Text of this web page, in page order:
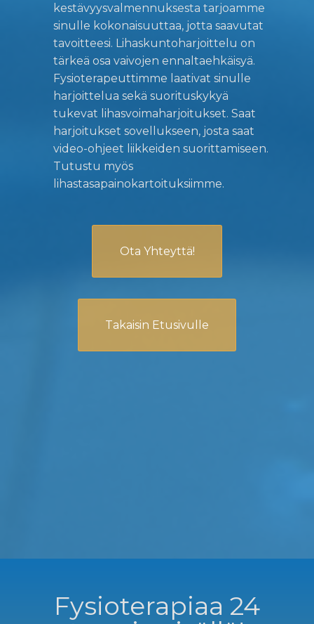
kestävyysvalmennuksesta tarjoamme
sinulle kokonaisuuttaa, jotta saavutat
tavoitteesi. Lihaskuntoharjoittelu on
tärkeä osa vaivojen ennaltaehkäisyä.
Fysioterapeuttimme laativat sinulle
harjoittelua sekä suorituskykyä
tukevat lihasvoimaharjoitukset. Saat
harjoitukset sovellukseen, josta saat
video-ohjeet liikkeiden suorittamiseen.
Tutustu myös
lihastasapainokartoituksiimme.
Ota Yhteyttä!
Takaisin Etusivulle
Fysioterapiaa 24